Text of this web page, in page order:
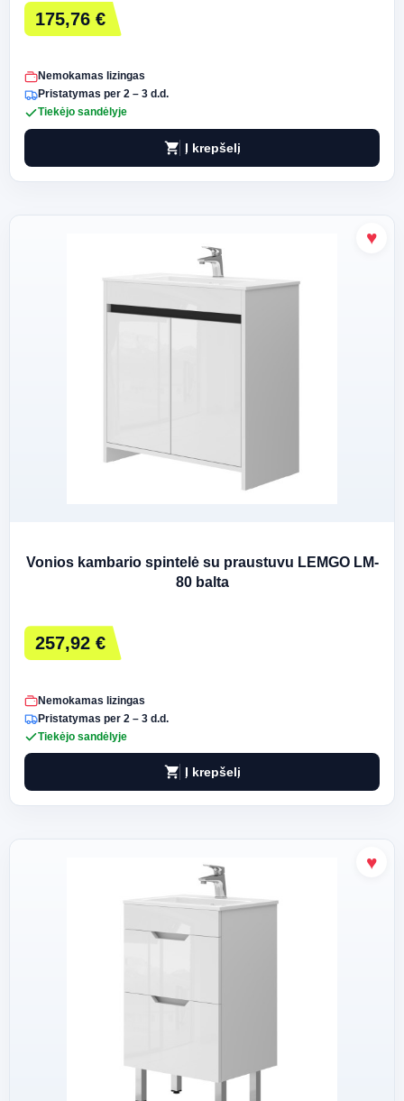
175,76 €
Nemokamas lizingas
Pristatymas per 2 – 3 d.d.
Tiekėjo sandėlyje
shopping_cart Į krepšelį
Vonios kambario spintelė su praustuvu LEMGO LM-
80 balta
257,92 €
Nemokamas lizingas
Pristatymas per 2 – 3 d.d.
Tiekėjo sandėlyje
shopping_cart Į krepšelį